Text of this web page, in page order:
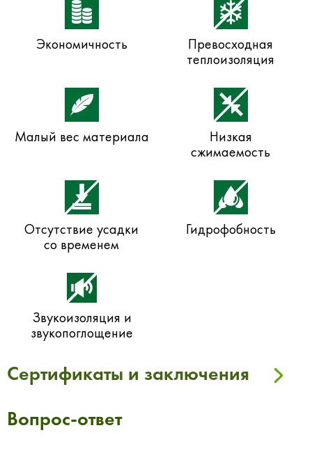
Экономичность
Превосходная
теплоизоляция
Малый вес материала
Низкая
сжимаемость
Отсутствие усадки
со временем
Гидрофобность
Звукоизоляция и
звукопоглощение
Сертификаты и заключения
Вопрос-ответ